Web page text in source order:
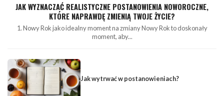
JAK WYZNACZAĆ REALISTYCZNE POSTANOWIENIA NOWOROCZNE,
KTÓRE NAPRAWDĘ ZMIENIĄ TWOJE ŻYCIE?
1. Nowy Rok jako idealny moment na zmiany Nowy Rok to doskonały
moment, aby...
Jak wytrwać w postanowieniach?